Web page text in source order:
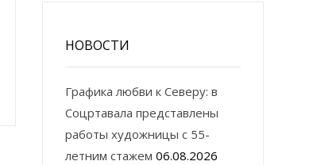
НОВОСТИ
Графика любви к Северу: в
Соцртавала представлены
работы художницы с 55-
летним стажем 06.08.2026